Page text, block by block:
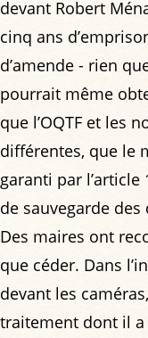
devant Robert
cinq ans
d’amende - rien
pourrait même
que l’OQTF et les
différentes, que le
garanti par
de sauvegarde
Des maires ont
que céder. Dans
devant les
traitement dont il a